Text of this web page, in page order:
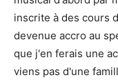
inscrite à des cours
devenue accro au
que j'en ferais une
viens pas d'une